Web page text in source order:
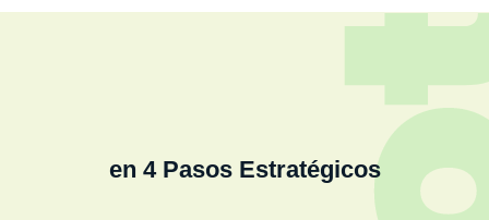
en 4 Pasos Estratégicos